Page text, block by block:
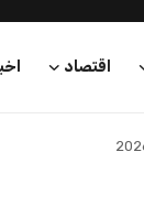
اقتصاد